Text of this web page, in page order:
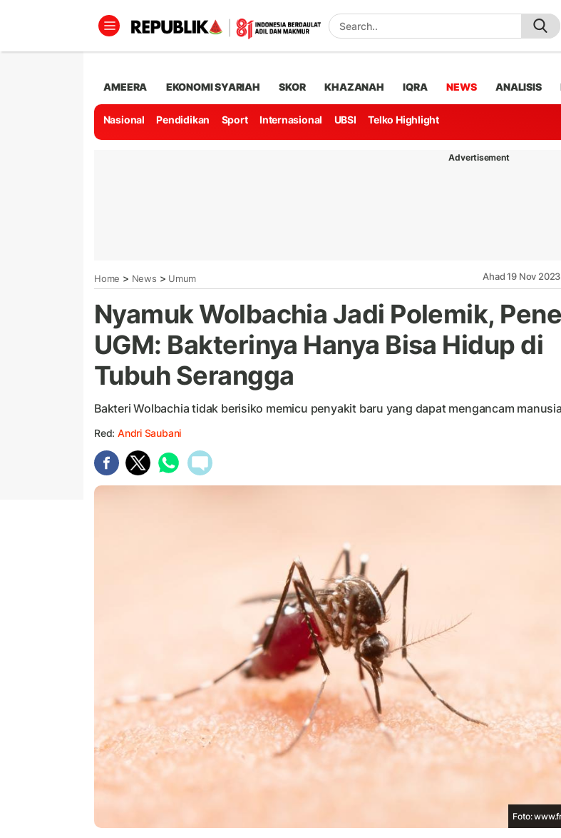
AMEERA EKONOMI SYARIAH SKOR KHAZANAH IQRA NEWS ANALISIS
Nasional Pendidikan Sport Internasional UBSI Telko Highlight
Advertisement
Home > News > Umum Ahad 19 Nov
Nyamuk Wolbachia Jadi Polemik,
UGM: Bakterinya Hanya Bisa Hidup di
Tubuh Serangga
Bakteri Wolbachia tidak berisiko memicu penyakit baru yang dapat mengancam
Red: Andri Saubani
Foto: